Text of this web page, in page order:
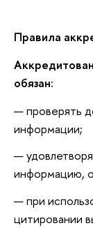
Правила
обязан:
проверять
информации;
информацию,
при
цитировании